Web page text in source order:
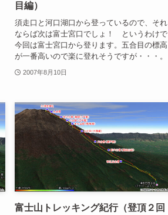
目編）
須走口と河口湖口から登っているので、それ
ならば次は富士宮口でしょ！ というわけで
今回は富士宮口から登ります。五合目の標高
が一番高いので楽に登れそうですが・・・。
2007年8月10日
富士山トレッキング紀行（登頂２回